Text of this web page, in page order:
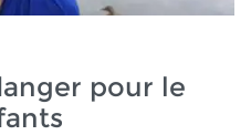
pour le